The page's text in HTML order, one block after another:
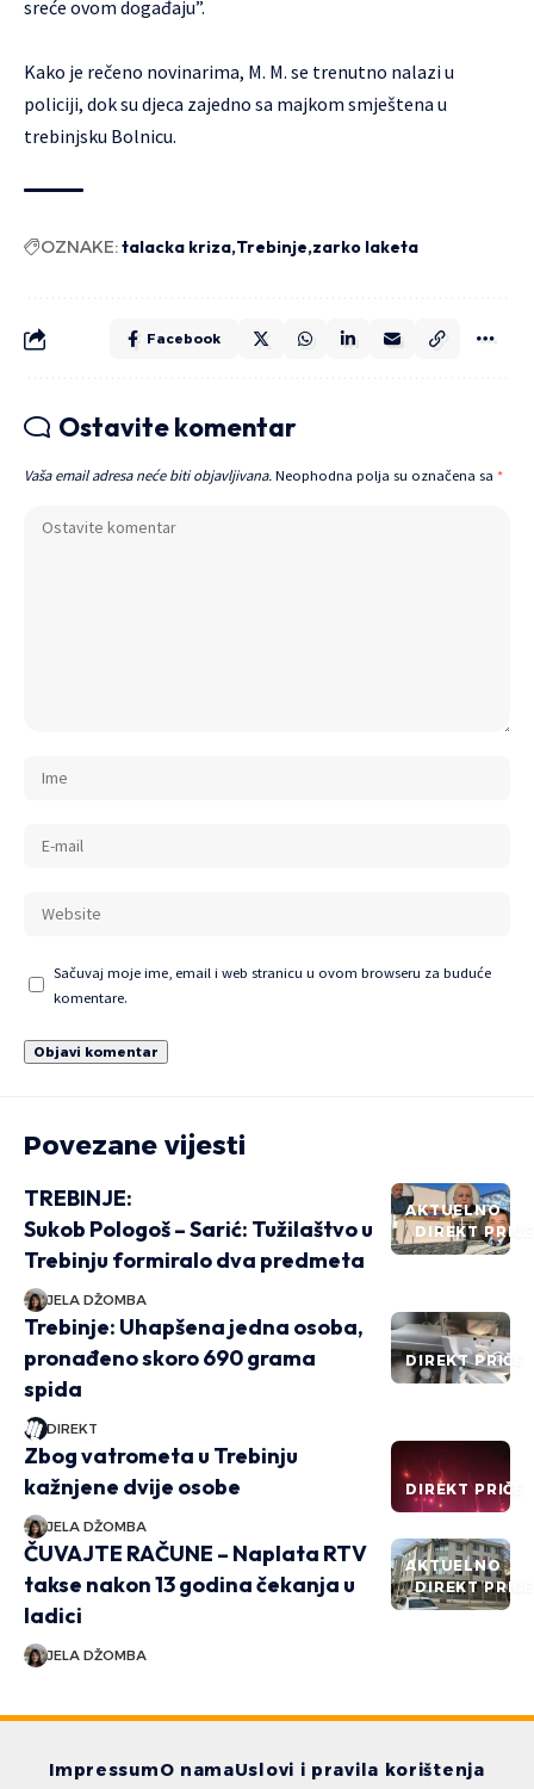
sreće ovom događaju”.
Kako je rečeno novinarima, M. M. se trenutno nalazi u
policiji, dok su djeca zajedno sa majkom smještena u
trebinjsku Bolnicu.
OZNAKE:talacka kriza Trebinje zarko laketa
Facebook
Ostavite komentar
Vaša email adresa neće biti objavljivana. Neophodna polja su označena sa *
Sačuvaj moje ime, email i web stranicu u ovom browseru za buduće
komentare.
Povezane vijesti
AKTUELNO
DIREKT PRIČE
TREBINJE:
Sukob Pologoš – Sarić: Tužilaštvo u
Trebinju formiralo dva predmeta
JELA DŽOMBA
DIREKT PRIČE
Trebinje: Uhapšena jedna osoba,
pronađeno skoro 690 grama
spida
DIREKT
DIREKT PRIČE
Zbog vatrometa u Trebinju
kažnjene dvije osobe
JELA DŽOMBA
AKTUELNO
DIREKT PRIČE
ČUVAJTE RAČUNE – Naplata RTV
takse nakon 13 godina čekanja u
ladici
JELA DŽOMBA
ImpressumO namaUslovi i pravila korištenja